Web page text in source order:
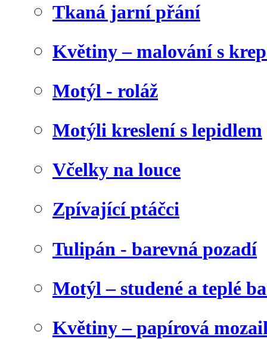
Tkaná jarní přání
Květiny – malování s
Motýl - roláž
Motýli kreslení s lepidlem
Včelky na louce
Zpívající ptáčci
Tulipán - barevná pozadí
Motýl – studené a teplé
Květiny – papírová